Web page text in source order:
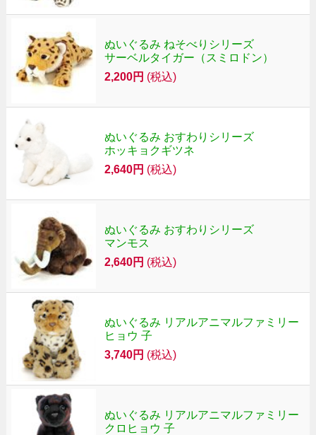
ぬいぐるみ ねそべりシリーズ
サーベルタイガー（スミロドン）
2,200円 (税込)
ぬいぐるみ おすわりシリーズ
ホッキョクギツネ
2,640円 (税込)
ぬいぐるみ おすわりシリーズ
マンモス
2,640円 (税込)
ぬいぐるみ リアルアニマルファミリー
ヒョウ 子
3,740円 (税込)
ぬいぐるみ リアルアニマルファミリー
クロヒョウ 子